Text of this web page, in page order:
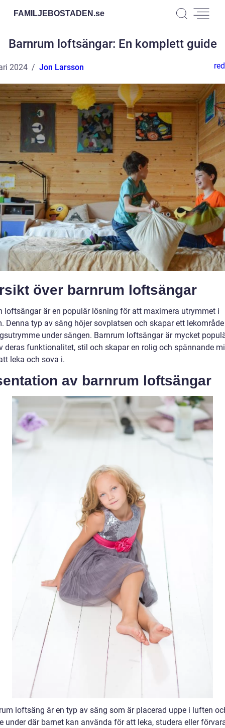
FAMILJEBOSTADEN.se
Barnrum loftsängar: En komplett guide
2024 Jon Larsson
över barnrum loftsängar
loftsängar är en populär lösning för att maximera utrymmet i
Denna typ av säng höjer sovplatsen och skapar ett
under sängen. Barnrum loftsängar är mycket
deras funktionalitet, stil och skapar en rolig och spännande
leka och sova i.
av barnrum loftsängar
loftsäng är en typ av säng som är placerad uppe i luften
under där barnet kan använda för att leka, studera eller